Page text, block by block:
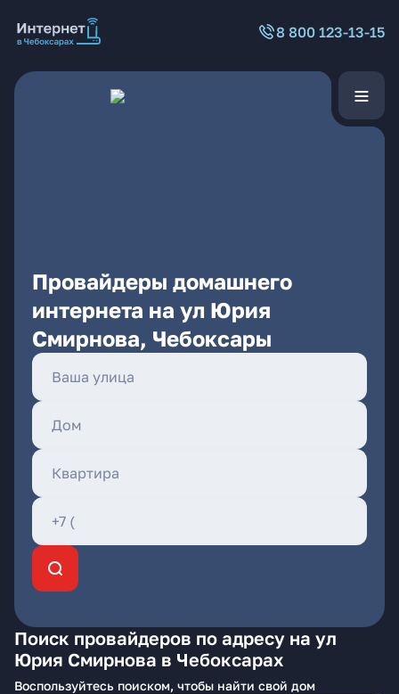
8 800 123-13-15
Провайдеры домашнего
интернета на ул Юрия
Смирнова, Чебоксары
Поиск провайдеров по адресу на ул
Юрия Смирнова в Чебоксарах
Воспользуйтесь поиском, чтобы найти свой дом